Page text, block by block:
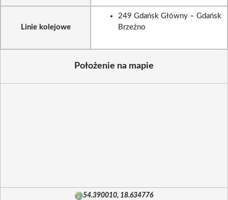
Linie kolejowe
249 Gdańsk Główny – Gdańsk
Brzeźno
Położenie na mapie
54.390010, 18.634776